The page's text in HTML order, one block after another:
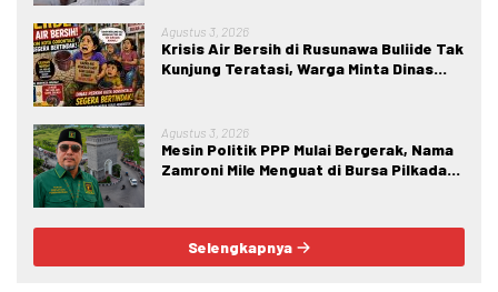
Agustus 3, 2026
Krisis Air Bersih di Rusunawa Buliide Tak
Kunjung Teratasi, Warga Minta Dinas
Agustus 3, 2026
Mesin Politik PPP Mulai Bergerak, Nama
Zamroni Mile Menguat di Bursa Pilkada
Selengkapnya